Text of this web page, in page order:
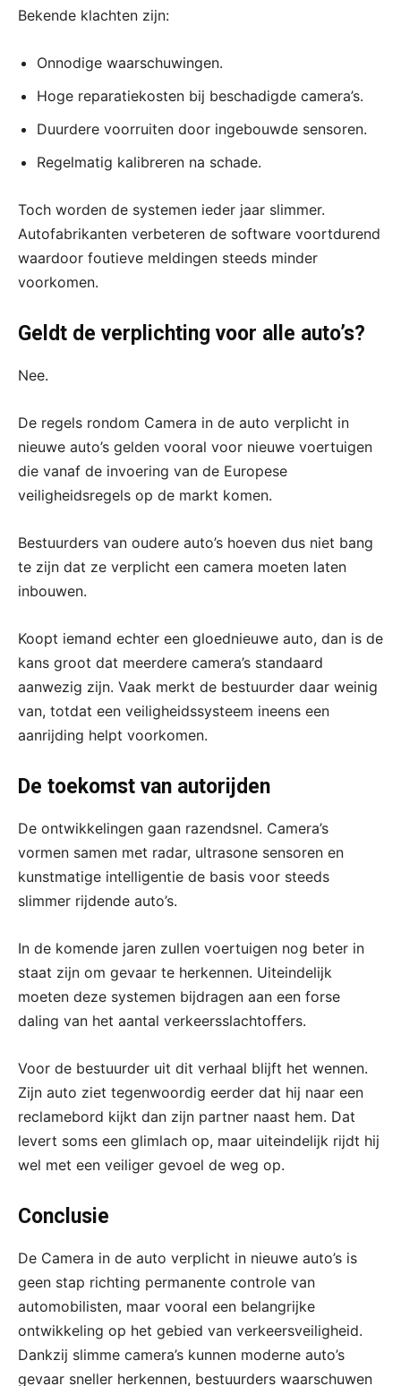
Bekende klachten zijn:
Onnodige waarschuwingen.
Hoge reparatiekosten bij beschadigde camera’s.
Duurdere voorruiten door ingebouwde sensoren.
Regelmatig kalibreren na schade.
Toch worden de systemen ieder jaar slimmer.
Autofabrikanten verbeteren de software voortdurend
waardoor foutieve meldingen steeds minder
voorkomen.
Geldt de verplichting voor alle auto’s?
Nee.
De regels rondom Camera in de auto verplicht in
nieuwe auto’s gelden vooral voor nieuwe voertuigen
die vanaf de invoering van de Europese
veiligheidsregels op de markt komen.
Bestuurders van oudere auto’s hoeven dus niet bang
te zijn dat ze verplicht een camera moeten laten
inbouwen.
Koopt iemand echter een gloednieuwe auto, dan is de
kans groot dat meerdere camera’s standaard
aanwezig zijn. Vaak merkt de bestuurder daar weinig
van, totdat een veiligheidssysteem ineens een
aanrijding helpt voorkomen.
De toekomst van autorijden
De ontwikkelingen gaan razendsnel. Camera’s
vormen samen met radar, ultrasone sensoren en
kunstmatige intelligentie de basis voor steeds
slimmer rijdende auto’s.
In de komende jaren zullen voertuigen nog beter in
staat zijn om gevaar te herkennen. Uiteindelijk
moeten deze systemen bijdragen aan een forse
daling van het aantal verkeersslachtoffers.
Voor de bestuurder uit dit verhaal blijft het wennen.
Zijn auto ziet tegenwoordig eerder dat hij naar een
reclamebord kijkt dan zijn partner naast hem. Dat
levert soms een glimlach op, maar uiteindelijk rijdt hij
wel met een veiliger gevoel de weg op.
Conclusie
De Camera in de auto verplicht in nieuwe auto’s is
geen stap richting permanente controle van
automobilisten, maar vooral een belangrijke
ontwikkeling op het gebied van verkeersveiligheid.
Dankzij slimme camera’s kunnen moderne auto’s
gevaar sneller herkennen, bestuurders waarschuwen